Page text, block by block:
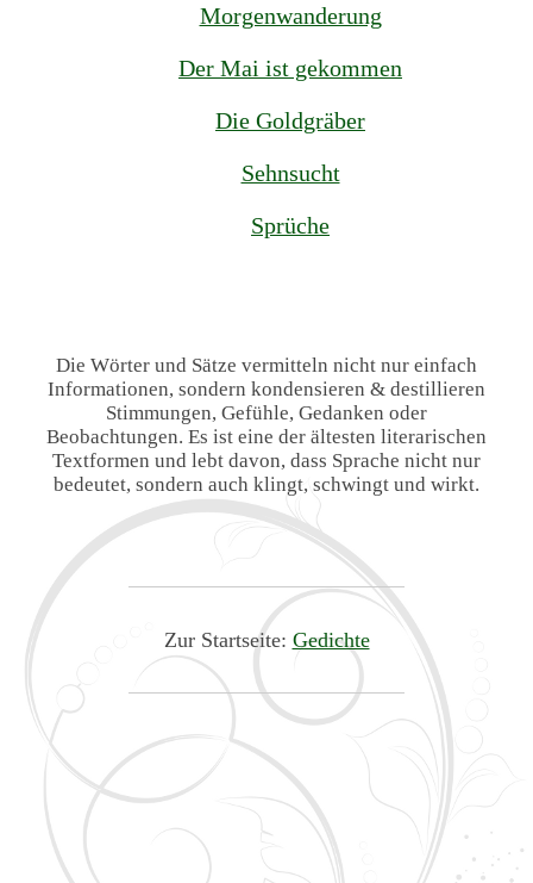
Morgenwanderung
Der Mai ist gekommen
Die Goldgräber
Sehnsucht
Sprüche
Die Wörter und Sätze vermitteln nicht nur einfach
Informationen, sondern kondensieren & destillieren
Stimmungen, Gefühle, Gedanken oder
Beobachtungen. Es ist eine der ältesten literarischen
Textformen und lebt davon, dass Sprache nicht nur
bedeutet, sondern auch klingt, schwingt und wirkt.
Zur Startseite: Gedichte